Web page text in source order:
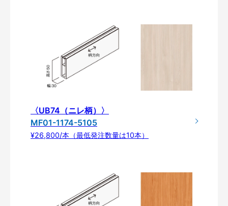
〈UB74（ニレ柄）〉
MF01-1174-5105
¥26,800/本（最低発注数量は10本）